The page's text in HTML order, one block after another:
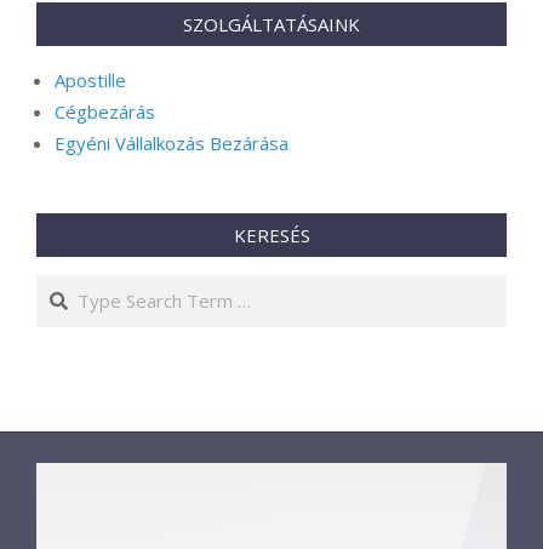
SZOLGÁLTATÁSAINK
Apostille
Cégbezárás
Egyéni Vállalkozás Bezárása
KERESÉS
Search